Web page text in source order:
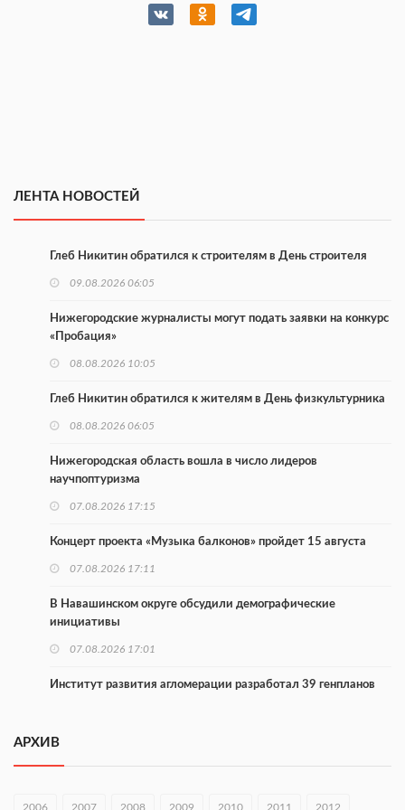
ЛЕНТА НОВОСТЕЙ
Глеб Никитин обратился к строителям в День строителя
09.08.2026 06:05
Нижегородские журналисты могут подать заявки на конкурс
«Пробация»
08.08.2026 10:05
Глеб Никитин обратился к жителям в День физкультурника
08.08.2026 06:05
Нижегородская область вошла в число лидеров
научпоптуризма
07.08.2026 17:15
Концерт проекта «Музыка балконов» пройдет 15 августа
07.08.2026 17:11
В Навашинском округе обсудили демографические
инициативы
07.08.2026 17:01
Институт развития агломерации разработал 39 генпланов
С 8 августа изменят схему движения на въезде в Нижний
Новгород
АРХИВ
2006 2007 2008 2009 2010 2011 2012